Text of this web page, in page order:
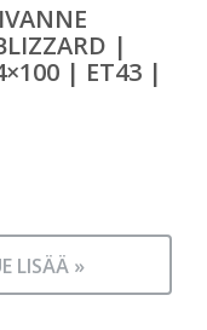
|
| ET43 |
LISÄÄ »